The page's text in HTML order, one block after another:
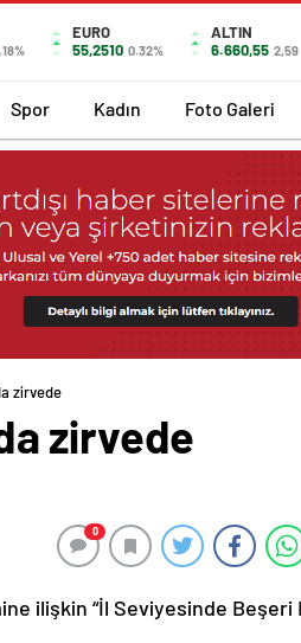
EURO
55,2510 0.32%
ALTIN
6.660,55 2,59
Spor Kadın Foto Galeri
zirvede
zirvede
0
ilişkin “İl Seviyesinde Beşeri